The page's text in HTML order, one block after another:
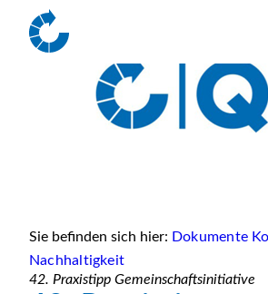
Sie befinden sich hier: Dokumente
Nachhaltigkeit
42. Praxistipp Gemeinschaftsinitiative